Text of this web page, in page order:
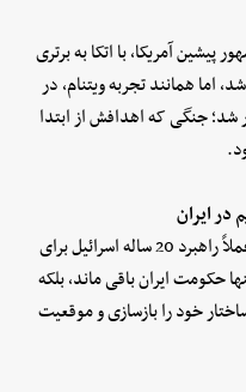
آمریکا، با اتکا به برتری
همانند تجربه ویتنام، در
شد؛ جنگی که اهدافش از ابتدا
تحلیل‌گر گاردین اشاره می‌کند جنگ 2026 عملاً راهبرد 20 ساله اسرائیل برای
حکومت ایران باقی ماند، بلکه
خود را بازسازی و موقعیت